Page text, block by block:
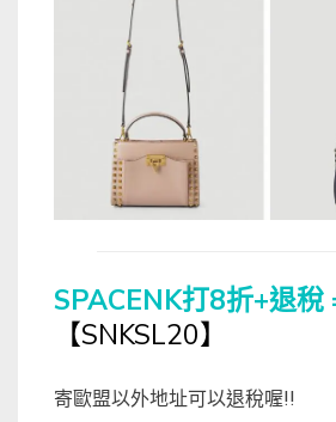
SPACENK打8折+退稅
【SNKSL20】
寄歐盟以外地址可以退稅喔!!